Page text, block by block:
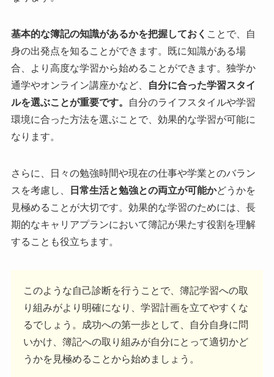
基本的な簿記の知識があるかを把握しておく ことで、自
身の出発点を知ることができます。既に知識がある場
合、より高度な学習から始めることができます。独学か
通学やオンライン講座かなど、
自分に合った学習スタイ
ルを選ぶことが重要です。
自分のライフスタイルや学習
環境に合った方法を選ぶことで、効果的な学習が可能に
なります。
さらに、日々の勉強時間や現在の仕事や学業とのバラン
スを考慮し、
日常生活と勉強との両立が可能かどうかを
見極めることが大切です。効果的な学習のためには、長
期的なキャリアプランにおいて簿記が果たす役割を理解
することも役立ちます。
このような自己診断を行うことで、簿記学習への取
り組みがより明確になり、学習計画を立てやすくな
るでしょう。成功への第一歩として、自分自身に問
いかけ、簿記への取り組みが自分にとって適切かど
うかを見極めることから始めましょう。